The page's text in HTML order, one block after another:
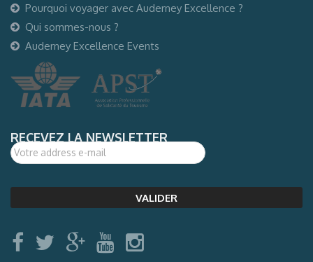
Pourquoi voyager avec Auderney Excellence ?
Qui sommes-nous ?
Auderney Excellence Events
RECEVEZ LA NEWSLETTER